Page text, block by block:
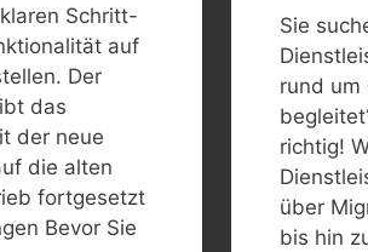
Schritt-
auf
Der
das
der neue
die alten
fortgesetzt
Bevor Sie
Sie
rund um
richtig!
über
bis hin